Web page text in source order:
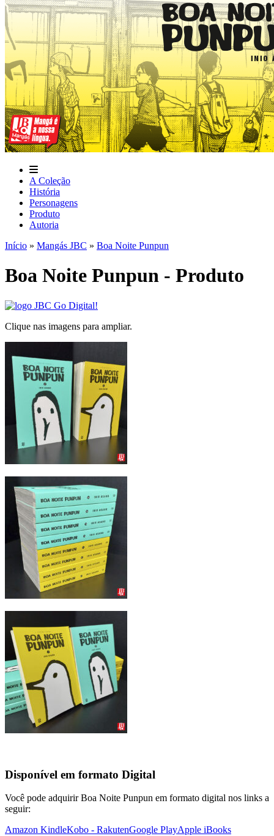
A Coleção
História
Personagens
Produto
Autoria
Início » Mangás JBC » Boa Noite Punpun
Boa Noite Punpun - Produto
Clique nas imagens para ampliar.
Disponível em formato Digital
Você pode adquirir Boa Noite Punpun em formato digital nos links a
seguir:
Amazon KindleKobo - RakutenGoogle PlayApple iBooks